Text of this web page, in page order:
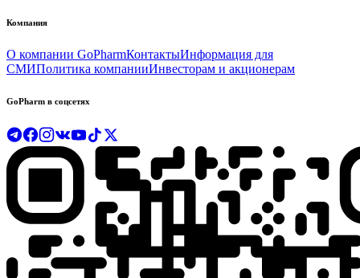
Компания
О компании GoPharmКонтактыИнформация для
СМИПолитика компанииИнвесторам и акционерам
GoPharm в соцсетях